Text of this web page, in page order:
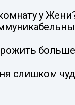
у
слишком